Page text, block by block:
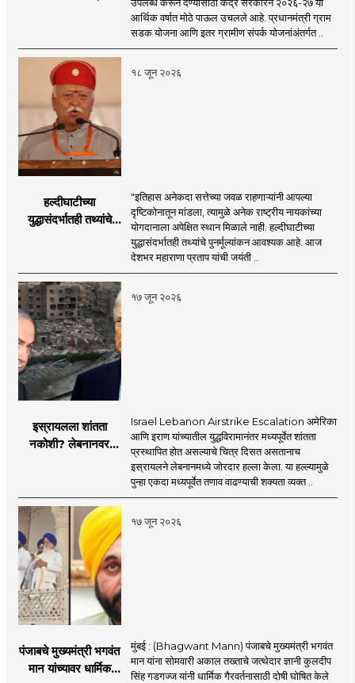
लक्ष्य!
आर्थिक वर्षात मोठे पाऊल उचलले आहे. प्रधानमंत्री ग्राम
सडक योजना आणि इतर ग्रामीण संपर्क योजनांअंतर्गत ..
१८ जून २०२६
हल्दीघाटीच्या
युद्धासंदर्भातही तथ्यांचे
मोहनजी भागवत
"इतिहास अनेकदा सत्तेच्या जवळ राहणाऱ्यांनी आपल्या
दृष्टिकोनातून मांडला, त्यामुळे अनेक राष्ट्रीय नायकांच्या
योगदानाला अपेक्षित स्थान मिळाले नाही. हल्दीघाटीच्या
युद्धासंदर्भातही तथ्यांचे पुनर्मूल्यांकन आवश्यक आहे. आज
देशभर महाराणा प्रताप यांची जयंती ..
१७ जून २०२६
इस्रायलला शांतता
नकोशी? लेबनानवर
इराण-अमेरिकेत आरोप-
प्रत्यारोप
Israel Lebanon Airstrike Escalation अमेरिका
आणि इराण यांच्यातील युद्धविरामानंतर मध्यपूर्वेत शांतता
प्रस्थापित होत असल्याचे चित्र दिसत असतानाच
इस्रायलने लेबनानमध्ये जोरदार हल्ला केला. या हल्ल्यामुळे
पुन्हा एकदा मध्यपूर्वेत तणाव वाढण्याची शक्यता व्यक्त ..
१७ जून २०२६
पंजाबचे मुख्यमंत्री भगवंत
मान यांच्यावर धार्मिक
मुंबई : (Bhagwant Mann) पंजाबचे मुख्यमंत्री भगवंत
मान यांना सोमवारी अकाल तख्ताचे जत्थेदार ज्ञानी कुलदीप
सिंह गडगज्ज यांनी धार्मिक गैरवर्तनासाठी दोषी घोषित केले